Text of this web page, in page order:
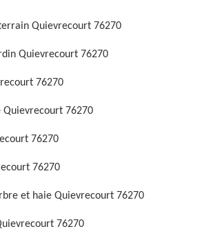
Quievrecourt 76270
Quievrecourt 76270
76270
Quievrecourt 76270
76270
76270
et haie Quievrecourt 76270
76270